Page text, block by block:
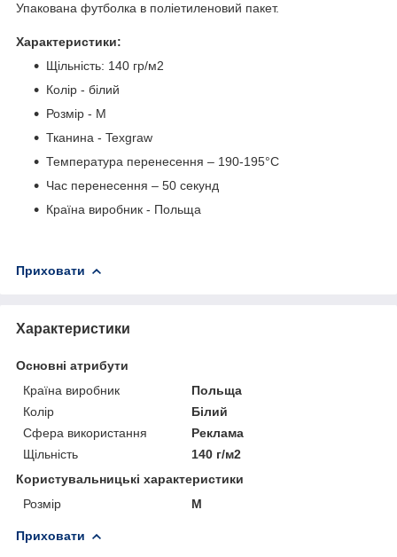
Упакована футболка в поліетиленовий пакет.
Характеристики:
Щільність: 140 гр/м2
Колір - білий
Розмір - М
Тканина - Texgraw
Температура перенесення – 190-195°C
Час перенесення – 50 секунд
Країна виробник - Польща
Приховати
Характеристики
Основні атрибути
Країна виробник
Польща
Колір
Білий
Сфера використання
Реклама
Щільність
140 г/м2
Користувальницькі характеристики
Розмір
М
Приховати